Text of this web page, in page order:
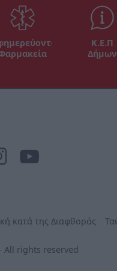
Κ.Ε.Π
Δήμων
κατά της Διαφθοράς
All rights reserved